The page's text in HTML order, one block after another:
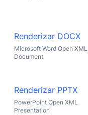
Renderizar DOCX
Microsoft Word Open XML
Document
Renderizar PPTX
PowerPoint Open XML
Presentation